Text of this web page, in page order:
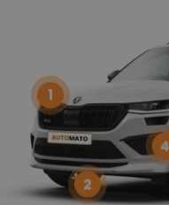
1
2
4